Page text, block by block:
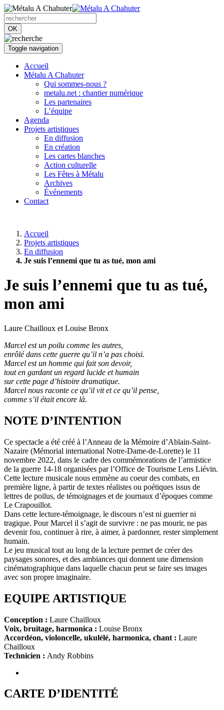
OK
Toggle navigation
Accueil
Métalu A Chahuter
Qui sommes-nous ?
metalu.net : chantier numérique
Les partenaires
L’équipe
Agenda
Projets artistiques
En diffusion
En création
Les cartes blanches
Action culturelle
Les Fêtes à Métalu
Archives
Événements
Contact
Accueil
Projets artistiques
En diffusion
Je suis l’ennemi que tu as tué, mon ami
Je suis l’ennemi que tu as tué,
mon ami
Laure Chailloux et Louise Bronx
Marcel est un poilu comme les autres,
enrôlé dans cette guerre qu’il n’a pas choisi.
Marcel est un homme qui fait son devoir,
tout en gardant un regard lucide et humain
sur cette page d’histoire dramatique.
Marcel nous raconte ce qu’il vit et ce qu’il pense,
comme s’il était encore là.
NOTE D’INTENTION
Ce spectacle a été créé à l’Anneau de la Mémoire d’Ablain-Saint-
Nazaire (Mémorial international Notre-Dame-de-Lorette) le 11
novembre 2022, dans le cadre des commémorations de l’armistice
de la guerre 14-18 organisées par l’Office de Tourisme Lens Liévin.
Cette lecture musicale nous emmène au coeur des combats, en
première ligne, à partir de textes réalistes ou poétiques issus de
lettres de poilus, de témoignages et de journaux d’époques comme
Le Crapouillot.
Dans cette lecture-témoignage, le discours n’est ni guerrier ni
tragique. Pour Marcel il s’agit de survivre : ne pas mourir, ne pas
devenir fou, continuer à rire, à aimer, à pardonner, rester simplement
humain.
Le jeu musical tout au long de la lecture permet de créer des
paysages sonores, et des ambiances qui donnent une dimension
cinématographique dans laquelle chacun peut se faire ses images
avec son propre imaginaire.
EQUIPE ARTISTIQUE
Conception : Laure Chailloux
Voix, bruitage, harmonica : Louise Bronx
Accordéon, violoncelle, ukulélé, harmonica, chant : Laure
Chailloux
Technicien : Andy Robbins
CARTE D’IDENTITÉ